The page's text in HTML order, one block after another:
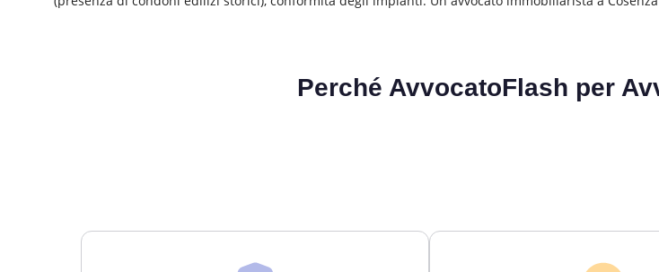
Perché AvvocatoFlash per